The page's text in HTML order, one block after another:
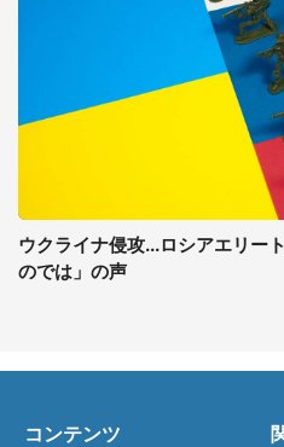
ウクライナ侵攻...ロシアエリー
のでは」の声
コンテンツ